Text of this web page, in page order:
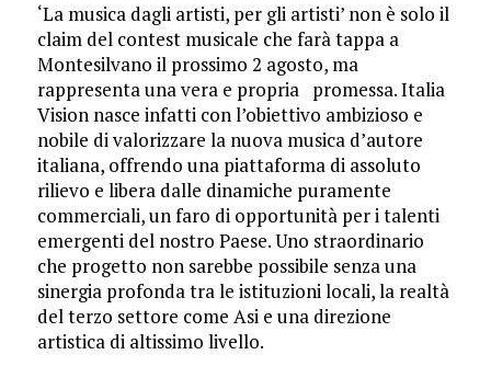
‘La musica dagli artisti, per gli artisti’ non è solo il
claim del contest musicale che farà tappa a
Montesilvano il prossimo 2 agosto, ma
rappresenta una vera e propria promessa. Italia
Vision nasce infatti con l’obiettivo ambizioso e
nobile di valorizzare la nuova musica d’autore
italiana, offrendo una piattaforma di assoluto
rilievo e libera dalle dinamiche puramente
commerciali, un faro di opportunità per i talenti
emergenti del nostro Paese. Uno straordinario
che progetto non sarebbe possibile senza una
sinergia profonda tra le istituzioni locali, la realtà
del terzo settore come Asi e una direzione
artistica di altissimo livello.